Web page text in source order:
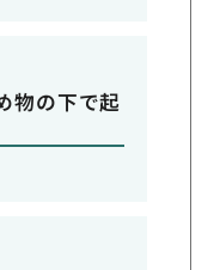
物の下で起